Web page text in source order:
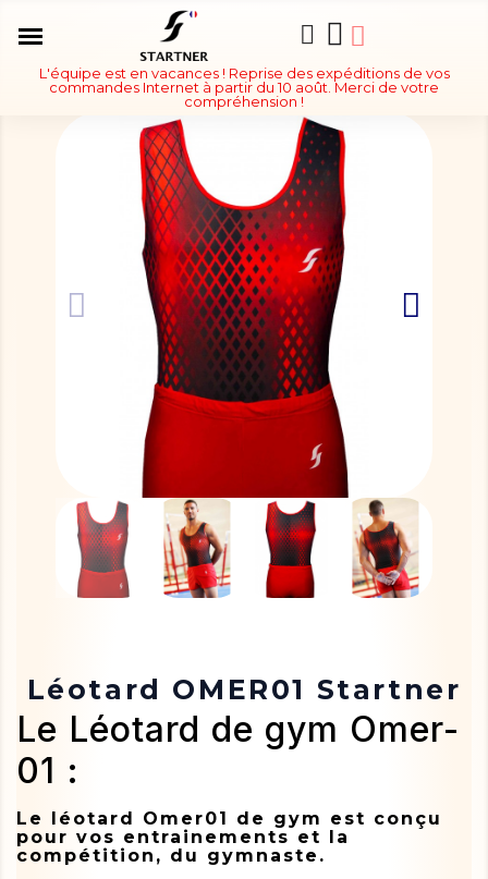
L'équipe est en vacances ! Reprise des expéditions de vos
commandes Internet à partir du 10 août. Merci de votre
compréhension !
Léotard OMER01 Startner
Le Léotard de gym Omer-
01 :
Le léotard Omer01 de gym est conçu
pour vos entrainements et la
compétition, du gymnaste.